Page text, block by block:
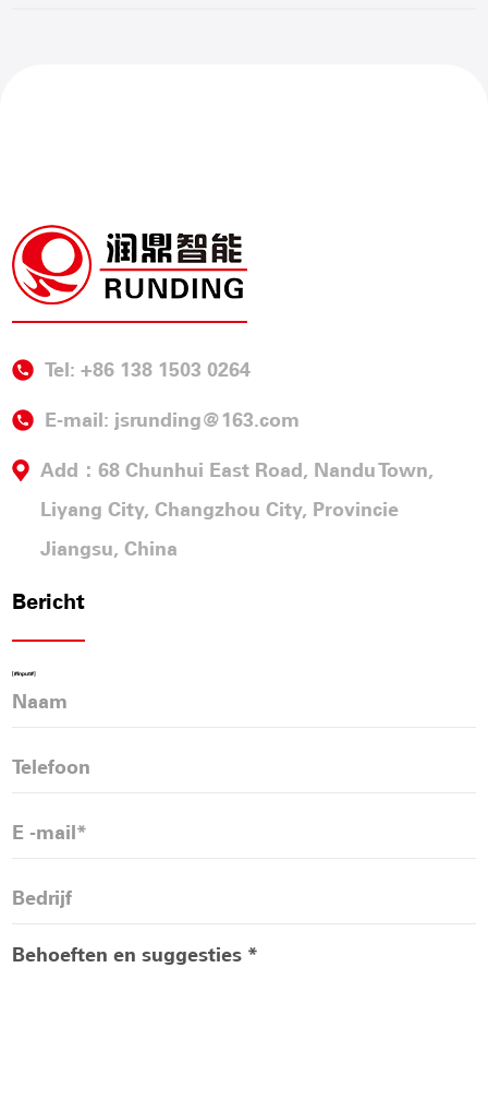
Tel: +86 138 1503 0264
E-mail: jsrunding@163.com
Add：68 Chunhui East Road, Nandu Town,
Liyang City, Changzhou City, Provincie
Jiangsu, China
Bericht
[#Input#]